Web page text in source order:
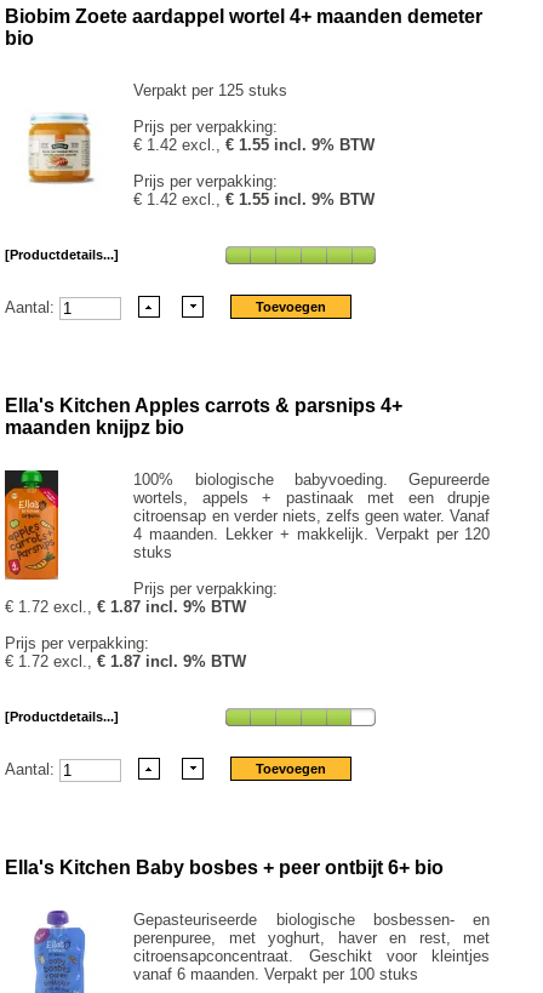
Biobim Zoete aardappel wortel 4+ maanden demeter
bio
Verpakt per 125 stuks
Prijs per verpakking:
€ 1.42 excl.,€ 1.55 incl. 9% BTW
Prijs per verpakking:
€ 1.42 excl.,€ 1.55 incl. 9% BTW
[Productdetails...]
Aantal:
Ella's Kitchen Apples carrots & parsnips 4+
maanden knijpz bio
100% biologische babyvoeding. Gepureerde
wortels, appels + pastinaak met een drupje
citroensap en verder niets, zelfs geen water. Vanaf
4 maanden. Lekker + makkelijk. Verpakt per 120
stuks
Prijs per verpakking:
€ 1.72 excl.,€ 1.87 incl. 9% BTW
Prijs per verpakking:
€ 1.72 excl.,€ 1.87 incl. 9% BTW
[Productdetails...]
Aantal:
Ella's Kitchen Baby bosbes + peer ontbijt 6+ bio
Gepasteuriseerde biologische bosbessen- en
perenpuree, met yoghurt, haver en rest, met
citroensapconcentraat. Geschikt voor kleintjes
vanaf 6 maanden. Verpakt per 100 stuks